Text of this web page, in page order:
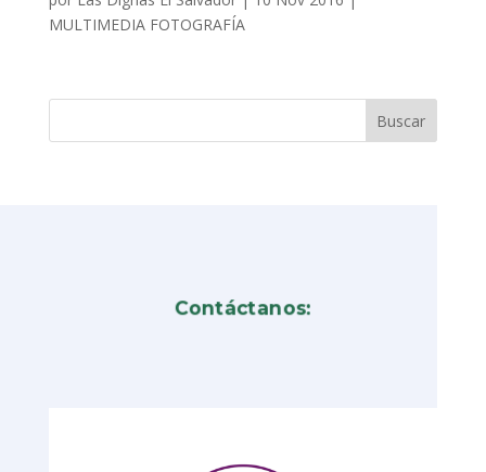
MULTIMEDIA FOTOGRAFÍA
Contáctanos: